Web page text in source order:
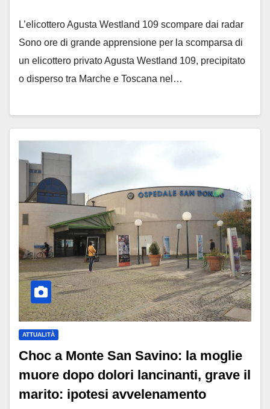
L’elicottero Agusta Westland 109 scompare dai radar
Sono ore di grande apprensione per la scomparsa di
un elicottero privato Agusta Westland 109, precipitato
o disperso tra Marche e Toscana nel…
ATTUALITÀ
Choc a Monte San Savino: la moglie
muore dopo dolori lancinanti, grave il
marito: ipotesi avvelenamento